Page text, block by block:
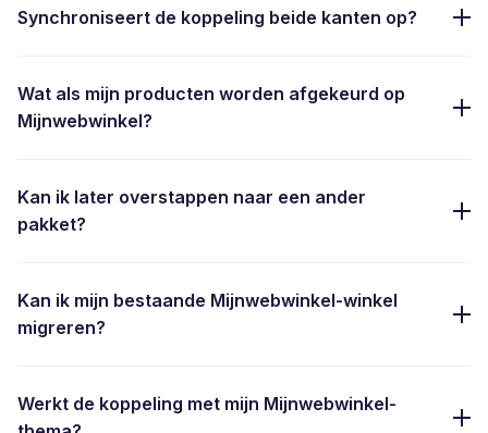
Synchroniseert de koppeling beide kanten op?
Wat als mijn producten worden afgekeurd op
Mijnwebwinkel?
Kan ik later overstappen naar een ander
pakket?
Kan ik mijn bestaande Mijnwebwinkel-winkel
migreren?
Werkt de koppeling met mijn Mijnwebwinkel-